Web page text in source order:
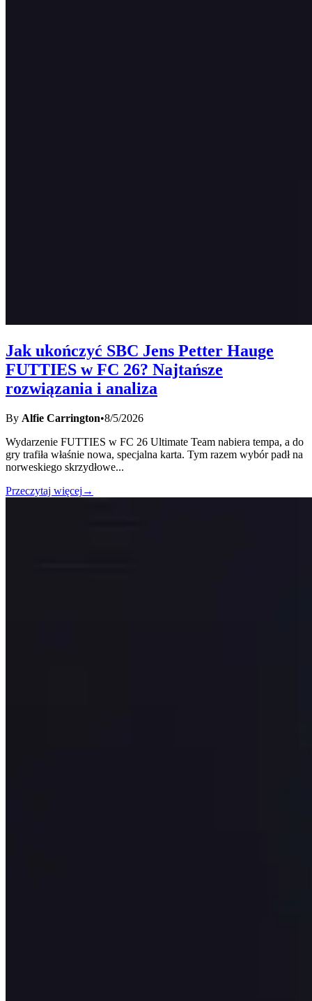
Jak ukończyć SBC Jens Petter Hauge
FUTTIES w FC 26? Najtańsze
rozwiązania i analiza
By Alfie Carrington•8/5/2026
Wydarzenie FUTTIES w FC 26 Ultimate Team nabiera tempa, a do
gry trafiła właśnie nowa, specjalna karta. Tym razem wybór padł na
norweskiego skrzydłowe...
Przeczytaj więcej →